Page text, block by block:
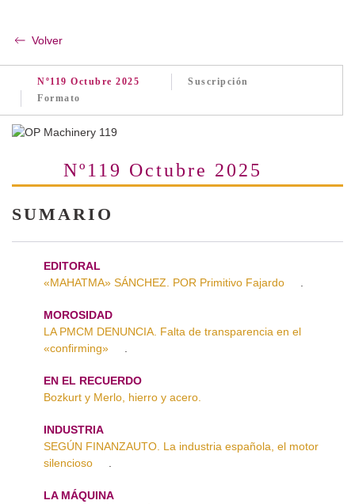
Volver
Nº119 Octubre 2025
Suscripción
Formato
Nº119 Octubre 2025
SUMARIO
EDITORAL
«MAHATMA» SÁNCHEZ. POR Primitivo Fajardo
MOROSIDAD
LA PMCM DENUNCIA. Falta de transparencia en el
«confirming»
EN EL RECUERDO
Bozkurt y Merlo, hierro y acero.
INDUSTRIA
SEGÚN FINANZAUTO. La industria española, el motor
silencioso
LA MÁQUINA